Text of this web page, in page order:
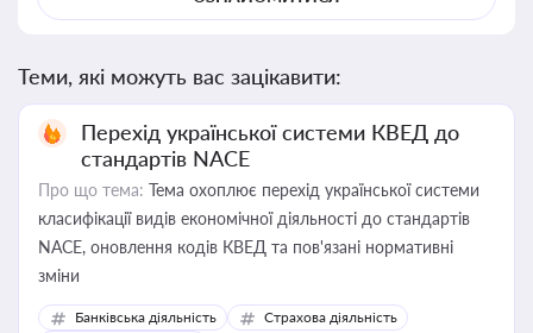
Теми, які можуть вас зацікавити:
Перехід української системи КВЕД до
стандартів NACE
Про що тема: Тема охоплює перехід української системи
класифікації видів економічної діяльності до стандартів
NACE, оновлення кодів КВЕД та пов'язані нормативні
зміни
Банківська діяльність
Страхова діяльність